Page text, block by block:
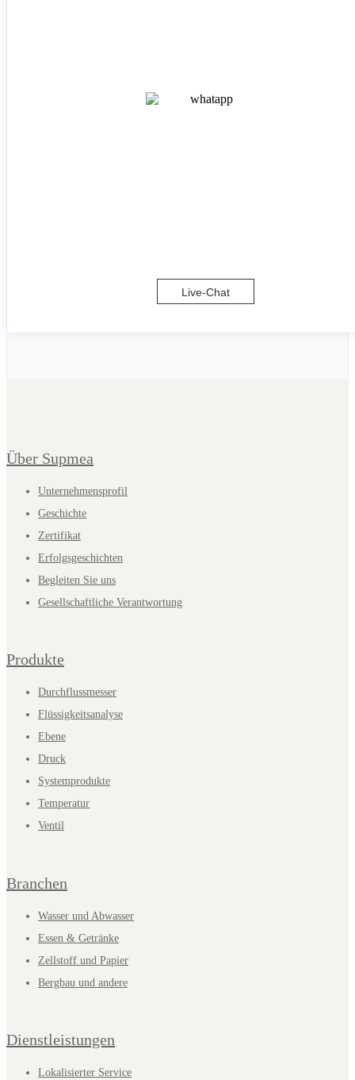
Live-Chat
Über Supmea
Unternehmensprofil
Geschichte
Zertifikat
Erfolgsgeschichten
Begleiten Sie uns
Gesellschaftliche Verantwortung
Produkte
Durchflussmesser
Flüssigkeitsanalyse
Ebene
Druck
Systemprodukte
Temperatur
Ventil
Branchen
Wasser und Abwasser
Essen & Getränke
Zellstoff und Papier
Bergbau und andere
Dienstleistungen
Lokalisierter Service